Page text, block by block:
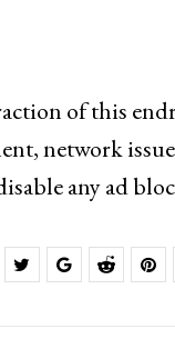
of this
network
any ad